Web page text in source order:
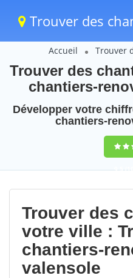
Trouver des
Accueil Trouver
Trouver des
chantiers-
Développer votre
chantiers-
9,5
Trouver des
votre ville :
chantiers-
valensole